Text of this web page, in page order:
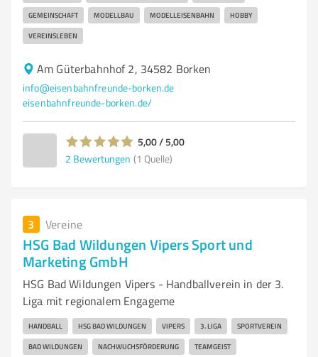
GEMEINSCHAFT MODELLBAU MODELLEISENBAHN HOBBY
VEREINSLEBEN
Am Güterbahnhof 2, 34582 Borken
info@eisenbahnfreunde-borken.de
eisenbahnfreunde-borken.de/
5,00 / 5,00
2 Bewertungen (1 Quelle)
3 Vereine
HSG Bad Wildungen Vipers Sport und
Marketing GmbH
HSG Bad Wildungen Vipers - Handballverein in der 3.
Liga mit regionalem Engageme
HANDBALL HSG BAD WILDUNGEN VIPERS 3. LIGA SPORTVEREIN
BAD WILDUNGEN NACHWUCHSFÖRDERUNG TEAMGEIST